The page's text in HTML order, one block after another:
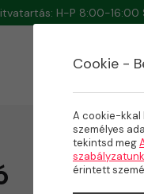
H-P 8:00-
Cookie -
A cookie-kkal
személyes
tekintsd meg
érintett